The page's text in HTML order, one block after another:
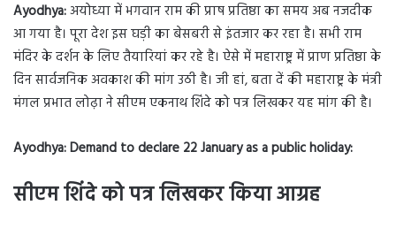
Ayodhya:अयोध्या में भगवान राम की प्राष प्रतिष्ठा का समय अब नजदीक
आ गया है। पूरा देश इस घड़ी का बेसबरी से इंतजार कर रहा है। सभी राम
मंदिर के दर्शन के लिए तैयारियां कर रहे है। ऐसे में महाराष्ट्र में प्राण प्रतिष्ठा के
दिन सार्वजनिक अवकाश की मांग उठी है। जी हां, बता दें की महाराष्ट्र के मंत्री
मंगल प्रभात लोढ़ा ने सीएम एकनाथ शिंदे को पत्र लिखकर यह मांग की है।
Ayodhya:Demand to declare 22 January as a public holiday:
सीएम शिंदे को पत्र लिखकर किया आग्रह